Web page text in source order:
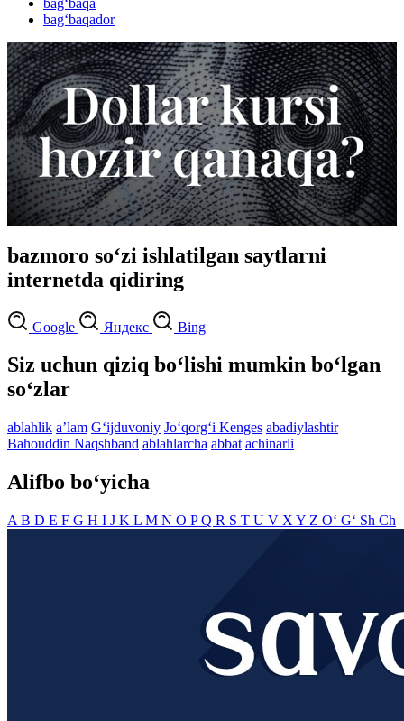
bag‘baqa
bag‘baqador
bazmoro so‘zi ishlatilgan saytlarni
internetda qidiring
Google Яндекс Bing
Siz uchun qiziq bo‘lishi mumkin bo‘lgan
so‘zlar
ablahlik aʼlam G‘ijduvoniy Jo‘qorg‘i Kenges abadiylashtir
Bahouddin Naqshband ablahlarcha abbat achinarli
Alifbo bo‘yicha
A B D E F G H I J K L M N O PQ R S T U V X Y Z O‘ G‘ Sh Ch